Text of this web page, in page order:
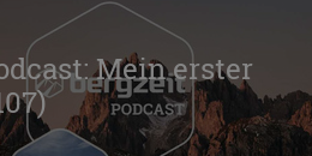
Mein erster